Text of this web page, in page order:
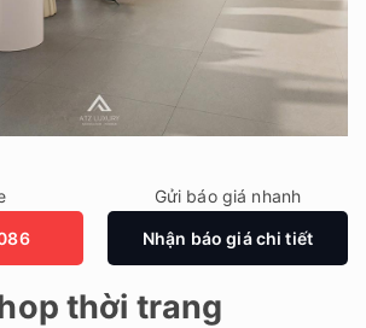
thời trang
Gửi báo giá nhanh
Nhận báo giá chi tiết